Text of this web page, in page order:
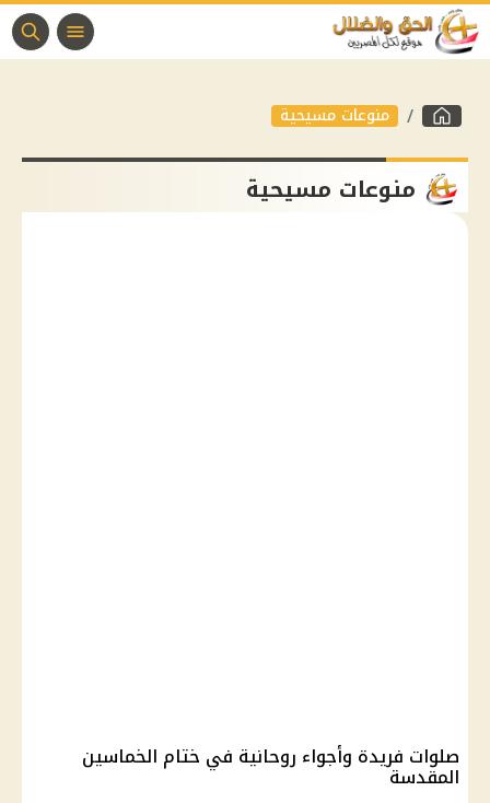
منوعات مسيحية
منوعات مسيحية
صلوات فريدة وأجواء روحانية في ختام الخماسين
المقدسة